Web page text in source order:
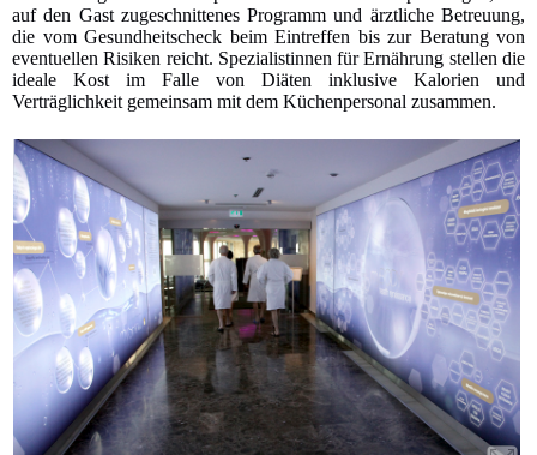
auf den Gast zugeschnittenes Programm und ärztliche Betreuung,
die vom Gesundheitscheck beim Eintreffen bis zur Beratung von
eventuellen Risiken reicht. Spezialistinnen für Ernährung stellen die
ideale Kost im Falle von Diäten inklusive Kalorien und
Verträglichkeit gemeinsam mit dem Küchenpersonal zusammen.